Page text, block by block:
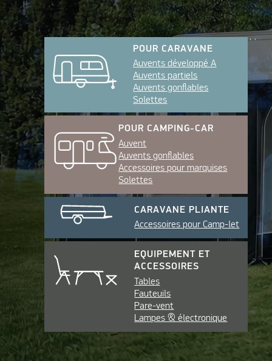
POUR CARAVANE
Auvents développé A
Auvents partiels
Auvents gonflables
Solettes
POUR CAMPING-CAR
Auvent
Auvents gonflables
Accessoires pour marquises
Solettes
CARAVANE PLIANTE
Accessoires pour Camp-let
EQUIPEMENT ET
ACCESSOIRES
Tables
Fauteuils
Pare-vent
Lampes & électronique
``